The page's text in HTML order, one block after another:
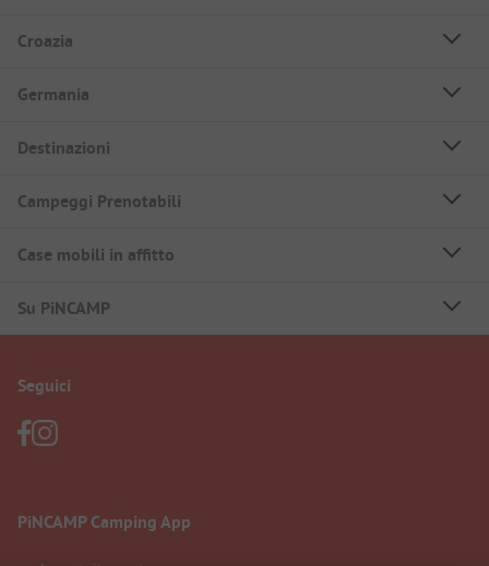
Croazia
Germania
Destinazioni
Campeggi Prenotabili
Case mobili in affitto
Su PiNCAMP
Seguici
PiNCAMP Camping App